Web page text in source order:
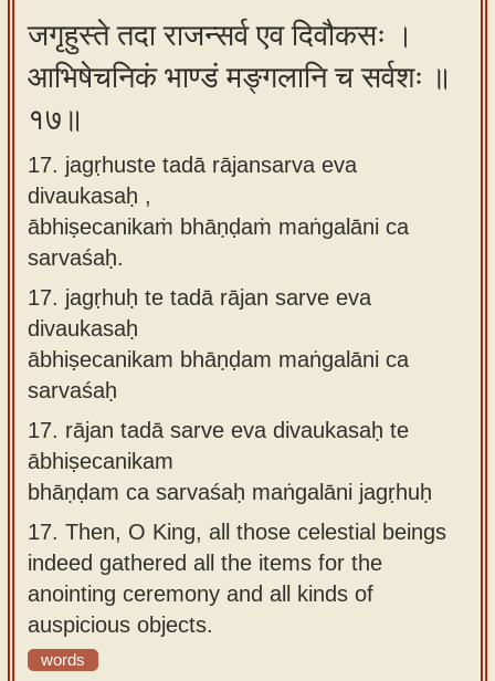
जगृहुस्ते तदा राजन्सर्व एव दिवौकसः ।
आभिषेचनिकं भाण्डं मङ्गलानि च सर्वशः ॥
१७॥
17. jagṛhuste tadā rājansarva eva
divaukasaḥ ,
ābhiṣecanikaṁ bhāṇḍaṁ maṅgalāni ca
sarvaśaḥ.
17. jagṛhuḥ te tadā rājan sarve eva
divaukasaḥ
ābhiṣecanikam bhāṇḍam maṅgalāni ca
sarvaśaḥ
17. rājan tadā sarve eva divaukasaḥ te
ābhiṣecanikam
bhāṇḍam ca sarvaśaḥ maṅgalāni jagṛhuḥ
17. Then, O King, all those celestial beings
indeed gathered all the items for the
anointing ceremony and all kinds of
auspicious objects.
words